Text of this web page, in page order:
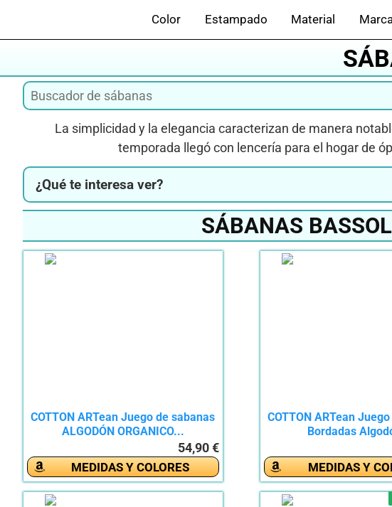
contenido
Color Estampado Material
La simplicidad y la elegancia caracterizan de manera
temporada llegó con lencería para el hogar de
¿Qué te interesa ver?
SÁBANAS
COTTON ARTean Juego de sabanas
ALGODÓN ORGANICO...
54,90 €
MEDIDAS Y COLORES
COTTON ARTean
Bordadas
MEDIDAS Y